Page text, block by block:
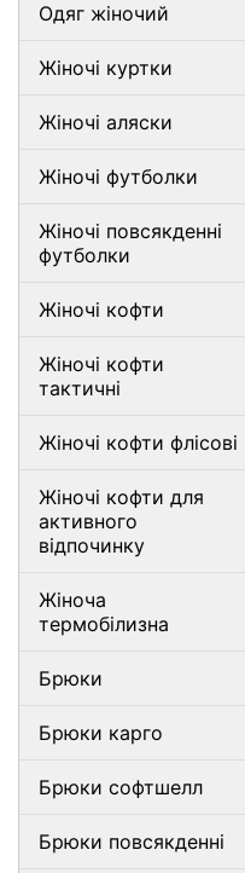
Одяг жіночий
Жіночі куртки
Жіночі аляски
Жіночі футболки
Жіночі повсякденні
футболки
Жіночі кофти
Жіночі кофти
тактичні
Жіночі кофти флісові
Жіночі кофти для
активного
відпочинку
Жіноча
термобілизна
Брюки
Брюки карго
Брюки софтшелл
Брюки повсякденні